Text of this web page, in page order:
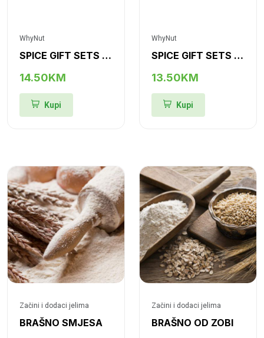
WhyNut
SPICE GIFT SETS "W-6"
14.50KM
Kupi
WhyNut
SPICE GIFT SETS "G-6"
13.50KM
Kupi
Začini i dodaci jelima
BRAŠNO SMJESA
Začini i dodaci jelima
BRAŠNO OD ZOBI